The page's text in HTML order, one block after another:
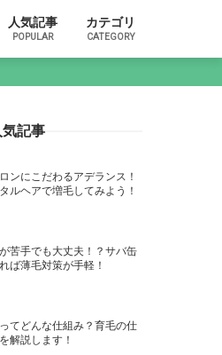
人気記事
POPULAR
カテゴリ
CATEGORY
気記事
ンにこだわるアデランス！
ルヘアで増毛してみよう！
苦手でも大丈夫！？サバ缶
ば薄毛対策が手軽！
てどんな仕組み？育毛の仕
解説します！